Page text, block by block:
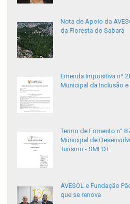
Nota de Apoio da
da Floresta do Sabará
Emenda Impositiva nº
Municipal da Inclusão
Termo de Fomento n°
Municipal de
Turismo - SMEDT.
AVESOL e Fundação
que se renova